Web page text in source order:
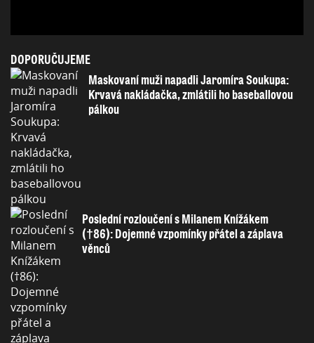
DOPORUČUJEME
Maskovaní muži napadli Jaromíra Soukupa:
Krvavá nakládačka, zmlátili ho baseballovou
pálkou
Poslední rozloučení s Milanem Knížákem
(†86): Dojemné vzpomínky přátel a záplava
věnců